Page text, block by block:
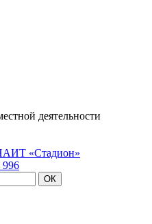
деятельности
«Стадион»
996